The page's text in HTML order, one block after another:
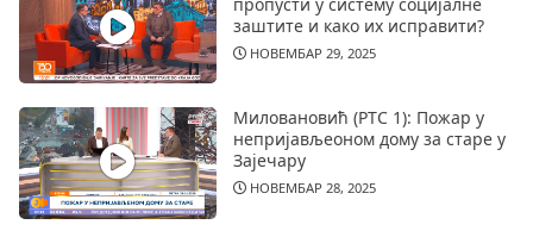
пропусти у систему социјалне
заштите и како их исправити?
НОВЕМБАР 29, 2025
Миловановић (РТС 1): Пожар у
непријављеоном дому за старе у
Зајечару
НОВЕМБАР 28, 2025